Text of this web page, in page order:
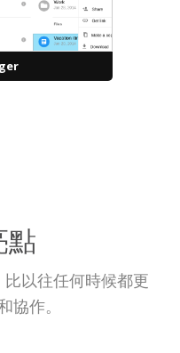
點
以往任何時候都更
協作。